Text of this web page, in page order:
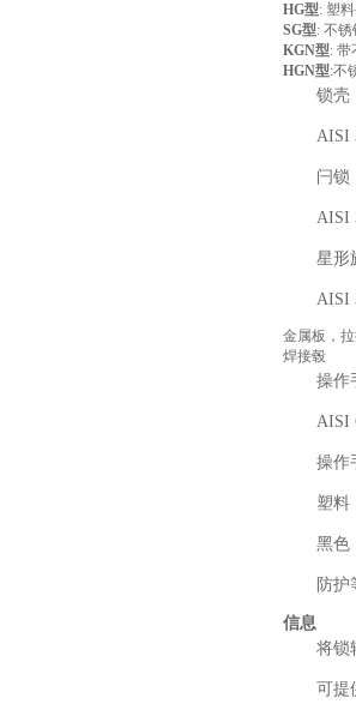
HG型: 塑
SG型: 不
KGN型: 带
HGN型:不
锁壳
AISI
闩锁
AISI
星形
AISI
金属板，
焊接毂
操作
AISI
操作
塑料
黑色
防护
信息
将锁
可提